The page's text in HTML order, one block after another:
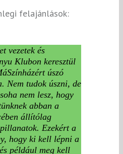
vezetek és
Klubon keresztül
úszó
Nem tudok úszni, de
nem lesz, hogy
abban a
állítólag
Ezekért a
hogy ki kell lépni a
például meg kell
felajánlások: